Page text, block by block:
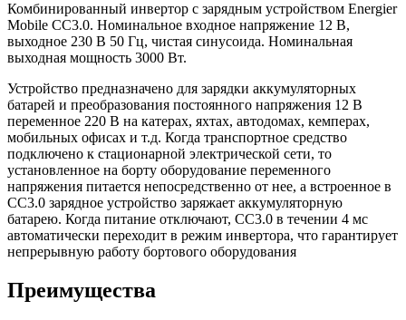
Комбинированный инвертор с зарядным устройством Energier
Mobile CC3.0. Номинальное входное напряжение 12 В,
выходное 230 В 50 Гц, чистая синусоида. Номинальная
выходная мощность 3000 Вт.
Устройство предназначено для зарядки аккумуляторных
батарей и преобразования постоянного напряжения 12 В
переменное 220 В на катерах, яхтах, автодомах, кемперах,
мобильных офисах и т.д. Когда транспортное средство
подключено к стационарной электрической сети, то
установленное на борту оборудование переменного
напряжения питается непосредственно от нее, а встроенное в
CC3.0 зарядное устройство заряжает аккумуляторную
батарею. Когда питание отключают, CC3.0 в течении 4 мс
автоматически переходит в режим инвертора, что гарантирует
непрерывную работу бортового оборудования
Преимущества